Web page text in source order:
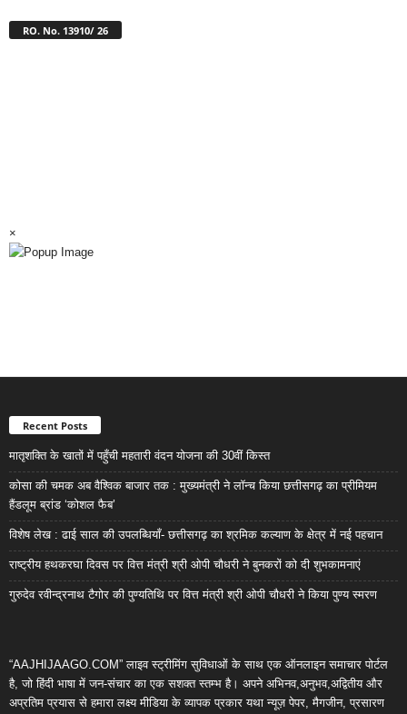
RO. No. 13910/ 26
×
Recent Posts
मातृशक्ति के खातों में पहुँची महतारी वंदन योजना की 30वीं किस्त
कोसा की चमक अब वैश्विक बाजार तक : मुख्यमंत्री ने लॉन्च किया छत्तीसगढ़ का प्रीमियम
हैंडलूम ब्रांड ‘कोशल फैब’
विशेष लेख : ढाई साल की उपलब्धियाँ- छत्तीसगढ़ का श्रमिक कल्याण के क्षेत्र में नई पहचान
राष्ट्रीय हथकरघा दिवस पर वित्त मंत्री श्री ओपी चौधरी ने बुनकरों को दी शुभकामनाएं
गुरुदेव रवीन्द्रनाथ टैगोर की पुण्यतिथि पर वित्त मंत्री श्री ओपी चौधरी ने किया पुण्य स्मरण
“AAJHIJAAGO.COM” लाइव स्ट्रीमिंग सुविधाओं के साथ एक ऑनलाइन समाचार पोर्टल
है, जो हिंदी भाषा में जन-संचार का एक सशक्त स्तम्भ है। अपने अभिनव,अनुभव,अद्वितीय और
अप्रतिम प्रयास से हमारा लक्ष्य मीडिया के व्यापक प्रकार यथा न्यूज़ पेपर, मैगजीन, प्रसारण